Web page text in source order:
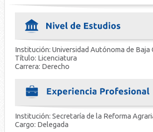
Institución: Universidad Autónoma de Baja
Título: Licenciatura
Carrera: Derecho
Institución: Secretaría de la Reforma
Cargo: Delegada